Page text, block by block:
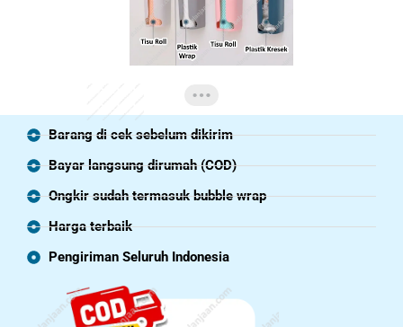
Barang di cek sebelum dikirim
Bayar langsung dirumah (COD)
Ongkir sudah termasuk bubble wrap
Harga terbaik
Pengiriman Seluruh Indonesia